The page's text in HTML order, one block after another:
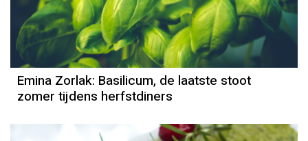
Emina Zorlak: Basilicum, de laatste stoot
zomer tijdens herfstdiners